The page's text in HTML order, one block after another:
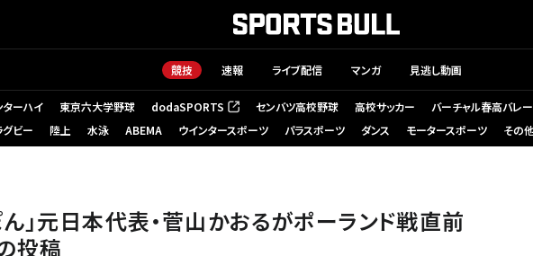
競技 速報 ライブ配信 マンガ 見逃し動画
ターハイ 東京六大学野球 dodaSPORTS
（新しいタブで開く） センバツ高校野球 高校サッカー バーチャル春高バレー
グビー 陸上 水泳 ABEMA ウインタースポーツ パラスポーツ ダンス モータースポーツ その
」元日本代表・菅山かおるがポーランド戦直前
投稿